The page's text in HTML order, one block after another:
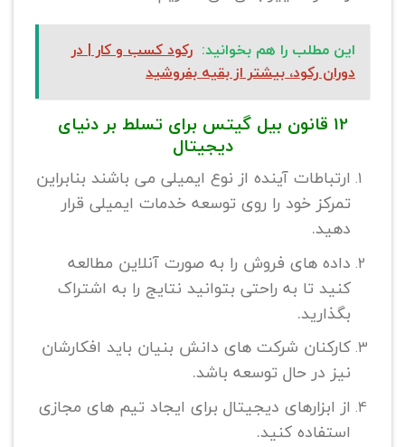
این مطلب را هم بخوانید: رکود کسب و کار | در
دوران رکود، بیشتر از بقیه بفروشید
12 قانون بیل گیتس برای تسلط بر دنیای
دیجیتال
ارتباطات آینده از نوع ایمیلی می باشند بنابراین
تمرکز خود را روی توسعه خدمات ایمیلی قرار
دهید.
داده های فروش را به صورت آنلاین مطالعه
کنید تا به راحتی بتوانید نتایج را به اشتراک
بگذارید.
کارکنان شرکت های دانش بنیان باید افکارشان
نیز در حال توسعه باشد.
از ابزارهای دیجیتال برای ایجاد تیم های مجازی
استفاده کنید.